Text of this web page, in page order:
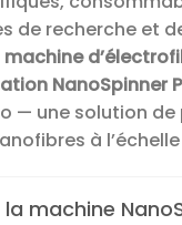
de recherche et
machine
NanoSpinner
— une solution
à
machine